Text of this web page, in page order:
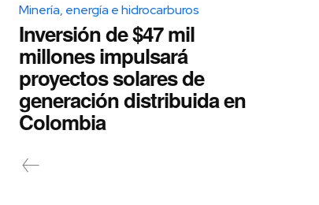
Minería, energía e hidrocarburos
Inversión de $47 mil
millones impulsará
proyectos solares de
generación distribuida en
Colombia